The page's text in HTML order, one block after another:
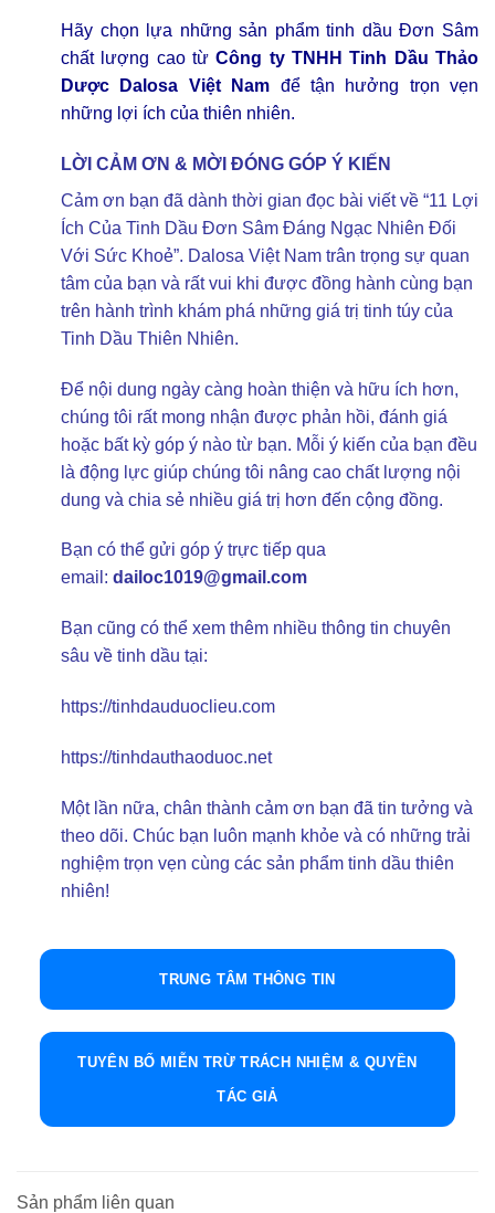
Hãy chọn lựa những sản phẩm tinh dầu Đơn Sâm
chất lượng cao từCông ty TNHH Tinh Dầu Thảo
Dược Dalosa Việt Nam để tận hưởng trọn vẹn
những lợi ích của thiên nhiên.
LỜI CẢM ƠN & MỜI ĐÓNG GÓP Ý KIẾN
Cảm ơn bạn đã dành thời gian đọc bài viết về “11 Lợi
Ích Của Tinh Dầu Đơn Sâm Đáng Ngạc Nhiên Đối
Với Sức Khoẻ”. Dalosa Việt Nam trân trọng sự quan
tâm của bạn và rất vui khi được đồng hành cùng bạn
trên hành trình khám phá những giá trị tinh túy của
Tinh Dầu Thiên Nhiên.
Để nội dung ngày càng hoàn thiện và hữu ích hơn,
chúng tôi rất mong nhận được phản hồi, đánh giá
hoặc bất kỳ góp ý nào từ bạn. Mỗi ý kiến của bạn đều
là động lực giúp chúng tôi nâng cao chất lượng nội
dung và chia sẻ nhiều giá trị hơn đến cộng đồng.
Bạn có thể gửi góp ý trực tiếp qua
email: dailoc1019@gmail.com
Bạn cũng có thể xem thêm nhiều thông tin chuyên
sâu về tinh dầu tại:
https://tinhdauduoclieu.com
https://tinhdauthaoduoc.net
Một lần nữa, chân thành cảm ơn bạn đã tin tưởng và
theo dõi. Chúc bạn luôn mạnh khỏe và có những trải
nghiệm trọn vẹn cùng các sản phẩm tinh dầu thiên
nhiên!
TRUNG TÂM THÔNG TIN
TUYÊN BỐ MIỄN TRỪ TRÁCH NHIỆM & QUYỀN
TÁC GIẢ
Sản phẩm liên quan